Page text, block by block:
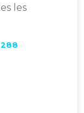
les
288